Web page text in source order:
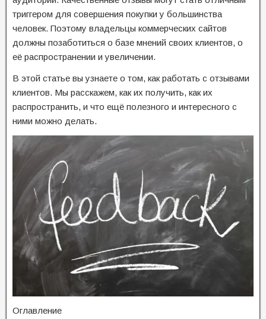
триггером для совершения покупки у большинства
человек. Поэтому владельцы коммерческих сайтов
должны позаботиться о базе мнений своих клиентов, о
её распространении и увеличении.
В этой статье вы узнаете о том, как работать с отзывами
клиентов. Мы расскажем, как их получить, как их
распространить, и что ещё полезного и интересного с
ними можно делать.
Оглавление